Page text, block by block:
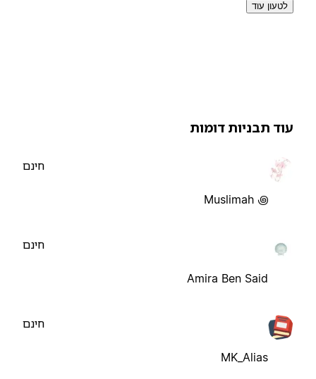
לטעון עוד
תבניות דומות
Muslimah ꩜
Amira Ben Said
MK_Alias